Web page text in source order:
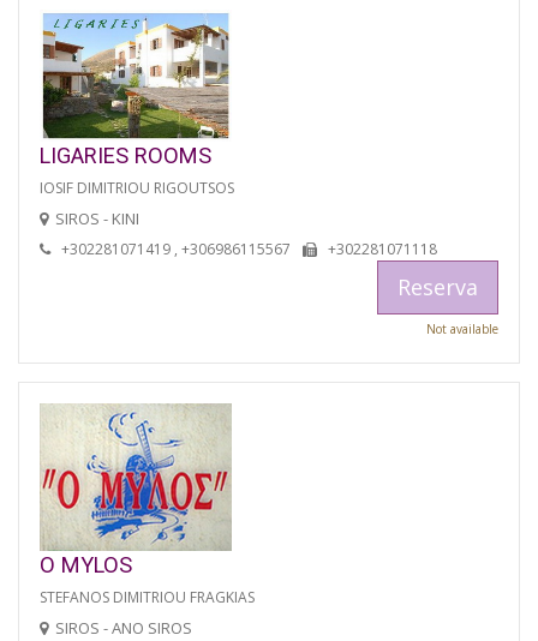
LIGARIES ROOMS
IOSIF DIMITRIOU RIGOUTSOS
SIROS - KINI
+302281071419 , +306986115567 +302281071118
Reserva
Not available
O MYLOS
STEFANOS DIMITRIOU FRAGKIAS
SIROS - ANO SIROS